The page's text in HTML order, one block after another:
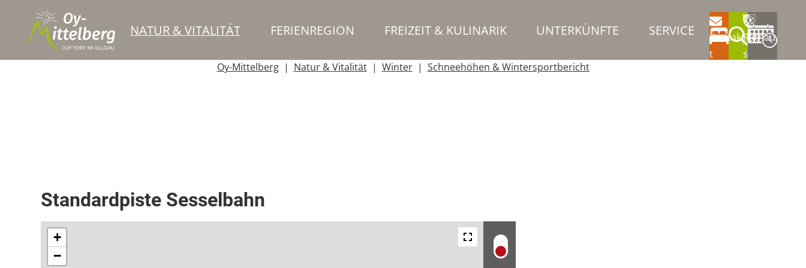
NATUR & VITALITÄT FERIENREGION FREIZEIT & KULINARIK UNTERKÜNFTE SERVICE
Kontak
t
Rathau
s
Oy-Mittelberg
Natur & Vitalität Winter Schneehöhen & Wintersportbericht
Standardpiste Sesselbahn